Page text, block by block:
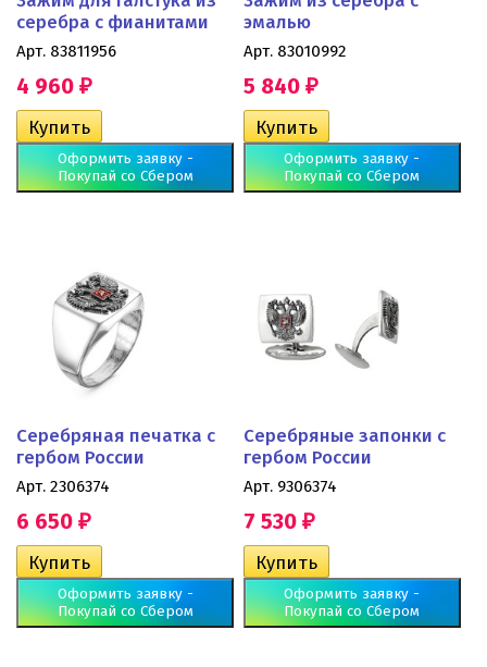
серебра с фианитами
Арт. 83811956
4 960 ₽
Оформить заявку -
Покупай со Сбером
эмалью
Арт. 83010992
5 840 ₽
Оформить заявку -
Покупай со Сбером
Серебряная печатка с
гербом России
Арт. 2306374
6 650 ₽
Оформить заявку -
Покупай со Сбером
Серебряные запонки с
гербом России
Арт. 9306374
7 530 ₽
Оформить заявку -
Покупай со Сбером